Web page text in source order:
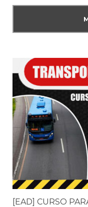
[EAD] CURSO